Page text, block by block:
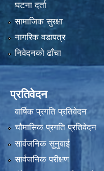
घटना दर्ता
सामाजिक सुरक्षा
नागरिक वडापत्र
निवेदनको ढाँचा
प्रतिवेदन
वार्षिक प्रगति प्रतिवेदन
चौमासिक प्रगति प्रतिवेदन
सार्वजनिक सुनुवाई
सार्वजनिक परीक्षण